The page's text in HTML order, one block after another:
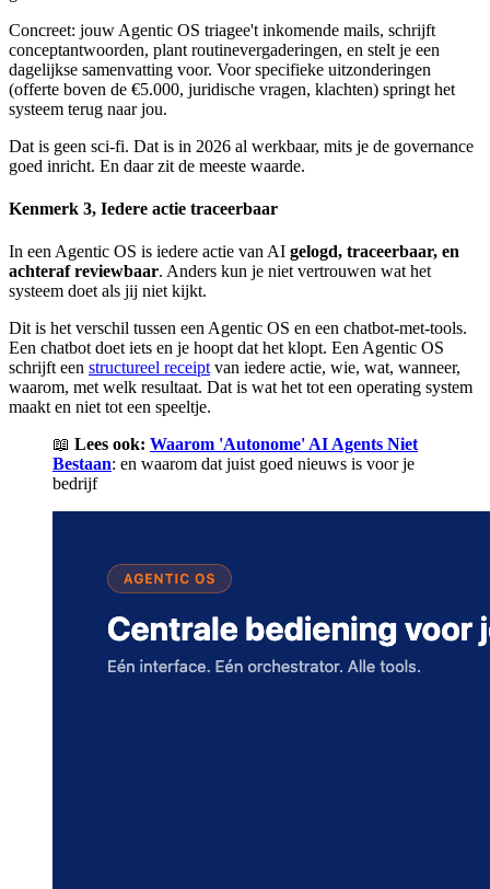
Concreet: jouw Agentic OS triagee't inkomende mails, schrijft
conceptantwoorden, plant routinevergaderingen, en stelt je een
dagelijkse samenvatting voor. Voor specifieke uitzonderingen
(offerte boven de €5.000, juridische vragen, klachten) springt het
systeem terug naar jou.
Dat is geen sci-fi. Dat is in 2026 al werkbaar, mits je de governance
goed inricht. En daar zit de meeste waarde.
Kenmerk 3, Iedere actie traceerbaar
In een Agentic OS is iedere actie van AI gelogd, traceerbaar, en
achteraf reviewbaar. Anders kun je niet vertrouwen wat het
systeem doet als jij niet kijkt.
Dit is het verschil tussen een Agentic OS en een chatbot-met-tools.
Een chatbot doet iets en je hoopt dat het klopt. Een Agentic OS
schrijft een structureel receipt van iedere actie, wie, wat, wanneer,
waarom, met welk resultaat. Dat is wat het tot een operating system
maakt en niet tot een speeltje.
📖 Lees ook: Waarom 'Autonome' AI Agents Niet
Bestaan: en waarom dat juist goed nieuws is voor je
bedrijf